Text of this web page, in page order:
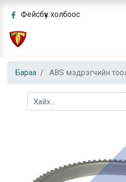
Фейсбүүк холбоос
Бараа ABS мэдрэгчийн